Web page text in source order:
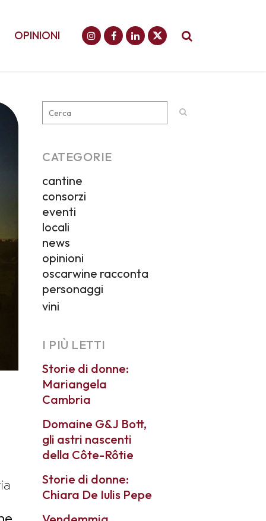
OPINIONI
CATEGORIE
cantine
consorzi
eventi
locali
news
opinioni
oscarwine racconta
personaggi
vini
I PIÙ LETTI
Storie di donne:
Mariangela
Cambria
Domaine G&J Bott,
gli astri nascenti
della Côte-Rôtie
Storie di donne:
Chiara De Iulis Pepe